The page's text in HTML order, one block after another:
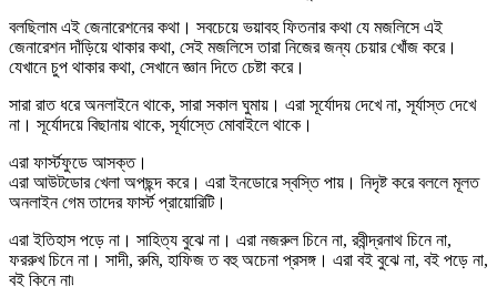
বলছিলাম এই জেনারেশনের কথা। সবচেয়ে ভয়াবহ ফিতনার কথা যে মজলিসে এই
জেনারেশন দাঁড়িয়ে থাকার কথা, সেই মজলিসে তারা নিজের জন্য চেয়ার খোঁজ করে।
যেখানে চুপ থাকার কথা, সেখানে জ্ঞান দিতে চেষ্টা করে।
সারা রাত ধরে অনলাইনে থাকে, সারা সকাল ঘুমায়। এরা সূর্যোদয় দেখে না, সূর্যাস্ত দেখে
না। সূর্যোদয়ে বিছানায় থাকে, সূর্যাস্তে মোবাইলে থাকে।
এরা ফার্স্টফুডে আসক্ত।
এরা আউটডোর খেলা অপছন্দ করে। এরা ইনডোরে স্বস্তি পায়। নিদৃষ্ট করে বললে মূলত
অনলাইন গেম তাদের ফার্স্ট প্রায়োরিটি।
এরা ইতিহাস পড়ে না। সাহিত্য বুঝে না। এরা নজরুল চিনে না, রবীন্দ্রনাথ চিনে না,
ফররুখ চিনে না। সাদী, রুমি, হাফিজ ত বহু অচেনা প্রসঙ্গ। এরা বই বুঝে না, বই পড়ে না,
বই কিনে না৷